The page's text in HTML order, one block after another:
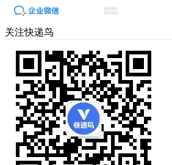
关注快递鸟